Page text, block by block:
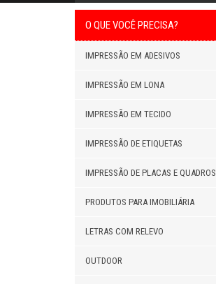
O QUE VOCÊ PRECISA?
IMPRESSÃO EM ADESIVOS
IMPRESSÃO EM LONA
IMPRESSÃO EM TECIDO
IMPRESSÃO DE ETIQUETAS
IMPRESSÃO DE PLACAS E QUADROS
PRODUTOS PARA IMOBILIÁRIA
LETRAS COM RELEVO
OUTDOOR